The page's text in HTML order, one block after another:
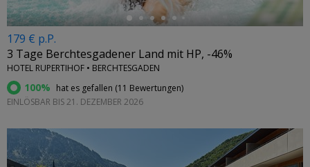
179 € p.P.
3 Tage Berchtesgadener Land mit HP, -46%
HOTEL RUPERTIHOF • BERCHTESGADEN
100% hat es gefallen (11 Bewertungen)
EINLÖSBAR BIS 21. DEZEMBER 2026